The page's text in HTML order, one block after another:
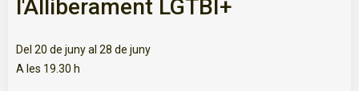
l'Alliberament LGTBI+
Del 20 de juny al 28 de juny
A les 19.30 h